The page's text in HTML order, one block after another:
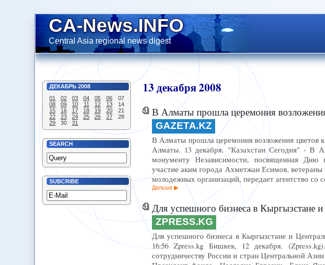
CA-News.INFO
Central Asia regional news digest
ДЕКАБРЬ 2008
01
02 03 04 05 06
07
08
09 10 11 12 13
14
15
16 17 18 19 20
21
22
23 24 25 26 27
28
29
30 31
SEARCH
SUBCRIBE
13декабря2008
В Алматы прошла церемония
GAZETA.KZ
В Алматы прошла церемония возложения цветов
Алматы. 13 декабря. "Казахстан Сегодня" - В
монументу Независимости, посвященная Дню
участие аким города Ахметжан Есимов,
молодежных организаций, передает агентство
Дальше
Для успешного бизнеса в Кыргызстане и
ZPRESS.KG
Для успешного бизнеса в Кыргызстане и
16:56 Zpress.kg Бишкек, 12 декабря.
сотрудничеству России и стран Центральной